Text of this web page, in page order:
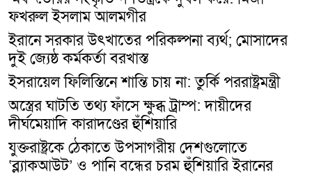
ফখরুল ইসলাম আলমগীর
ইরানে সরকার উৎখাতের পরিকল্পনা ব্যর্থ; মোসাদের
দুই জ্যেষ্ঠ কর্মকর্তা বরখাস্ত
ইসরায়েল ফিলিস্তিনে শান্তি চায় না: তুর্কি পররাষ্ট্রমন্ত্রী
অস্ত্রের ঘাটতি তথ্য ফাঁসে ক্ষুব্ধ ট্রাম্প: দায়ীদের
দীর্ঘমেয়াদি কারাদণ্ডের হুঁশিয়ারি
যুক্তরাষ্ট্রকে ঠেকাতে উপসাগরীয় দেশগুলোতে
‘ব্ল্যাকআউট’ ও পানি বন্ধের চরম হুঁশিয়ারি ইরানের